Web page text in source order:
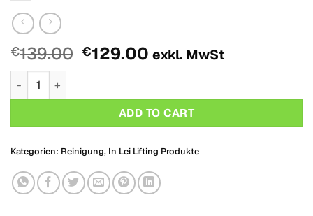
€139.00 Original
€139.00.
€129.00Der
ist:
€129.00.
exkl. MwSt
InLei® MOUSSE LEMON MIX – Kompakter Thekenaufsteller
ADD TO CART
Kategorien: Reinigung, In Lei Lifting Produkte